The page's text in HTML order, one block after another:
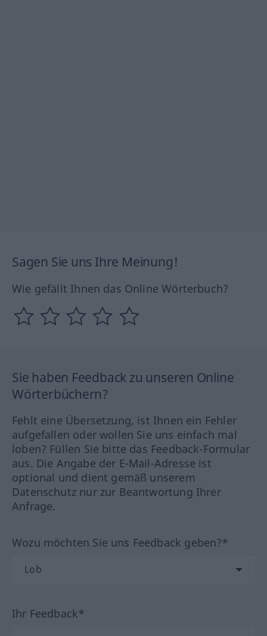
Sagen Sie uns Ihre Meinung!
Wie gefällt Ihnen das Online Wörterbuch?
Sie haben Feedback zu unseren Online
Wörterbüchern?
Fehlt eine Übersetzung, ist Ihnen ein Fehler
aufgefallen oder wollen Sie uns einfach mal
loben? Füllen Sie bitte das Feedback-Formular
aus. Die Angabe der E-Mail-Adresse ist
optional und dient gemäß unserem
Datenschutz nur zur Beantwortung Ihrer
Anfrage.
Wozu möchten Sie uns Feedback geben?*
Ihr Feedback*